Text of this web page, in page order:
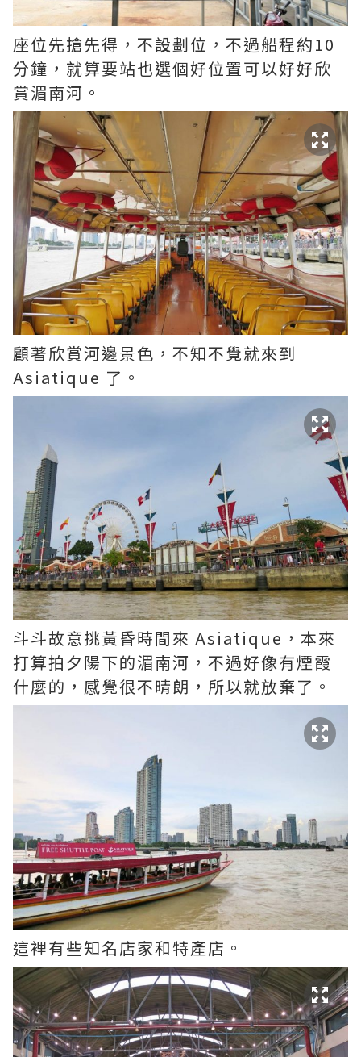
座位先搶先得，不設劃位，不過船程約10
分鐘，就算要站也選個好位置可以好好欣
賞湄南河。
顧著欣賞河邊景色，不知不覺就來到
Asiatique 了。
斗斗故意挑黃昏時間來 Asiatique，本來
打算拍夕陽下的湄南河，不過好像有煙霞
什麼的，感覺很不晴朗，所以就放棄了。
這裡有些知名店家和特產店。